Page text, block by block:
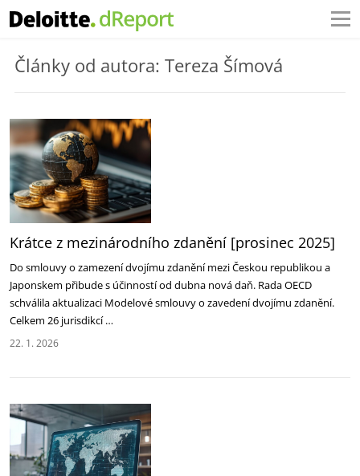
Články od autora: Tereza Šímová
Krátce z mezinárodního zdanění [prosinec 2025]
Do smlouvy o zamezení dvojímu zdanění mezi Českou republikou a
Japonskem přibude s účinností od dubna nová daň. Rada OECD
schválila aktualizaci Modelové smlouvy o zavedení dvojímu zdanění.
Celkem 26 jurisdikcí …
22. 1. 2026